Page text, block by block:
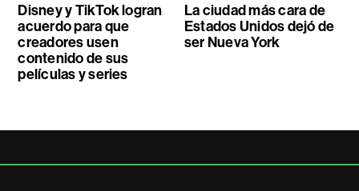
Disney y TikTok logran
acuerdo para que
creadores usen
contenido de sus
películas y series
La ciudad más cara de
Estados Unidos dejó de
ser Nueva York